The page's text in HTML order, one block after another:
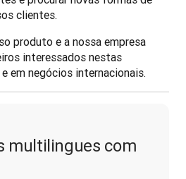
clientes.
produto e a nossa empresa
interessados nestas
em negócios internacionais.
multilingues com